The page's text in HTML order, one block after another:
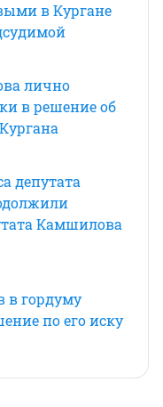
в Кургане
лично
в решение об
депутата
Камшилова
в гордуму
по его иску